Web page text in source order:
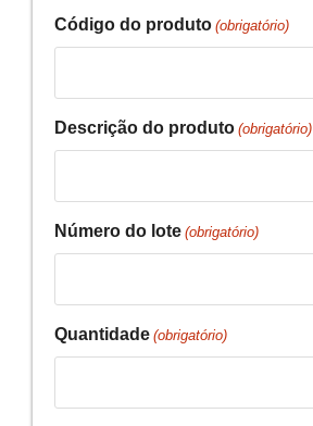
Código do produto (obrigatório)
Descrição do produto (obrigatório)
Número do lote (obrigatório)
Quantidade (obrigatório)